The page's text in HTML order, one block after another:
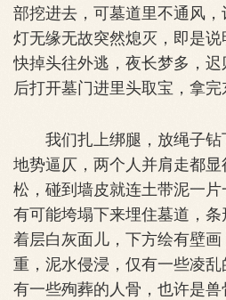
部挖进去，可墓道里不通风
灯无缘无故突然熄灭，即是
快掉头往外逃，夜长梦多，
后打开墓门进里头取宝，拿完
我们扎上绑腿，放绳子钻
地势逼仄，两个人并肩走都
松，碰到墙皮就连土带泥一
有可能垮塌下来埋住墓道，
着层白灰面儿，下方绘有壁
重，泥水侵浸，仅有一些凌
有一些殉葬的人骨，也许是兽